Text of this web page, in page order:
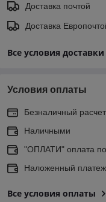
Доставка почтой
Доставка
Все условия доставки
Условия оплаты
Безналичный расчет
Наличными
"ОПЛАТИ" оплата
Наложенный платеж
Все условия оплаты